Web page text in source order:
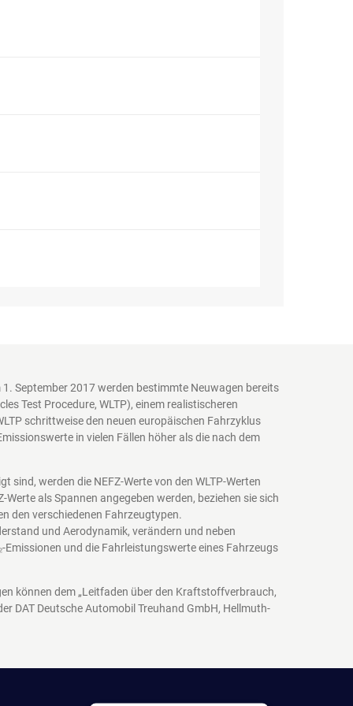
September 2017 werden bestimmte Neuwagen bereits
Test Procedure, WLTP), einem realistischeren
schrittweise den neuen europäischen Fahrzyklus
in vielen Fällen höher als die nach dem
werden die NEFZ-Werte von den WLTP-Werten
als Spannen angegeben werden, beziehen sie sich
den verschiedenen Fahrzeugtypen.
und Aerodynamik, verändern und neben
und die Fahrleistungswerte eines Fahrzeugs
können dem „Leitfaden über den Kraftstoffverbrauch,
DAT Deutsche Automobil Treuhand GmbH, Hellmuth-